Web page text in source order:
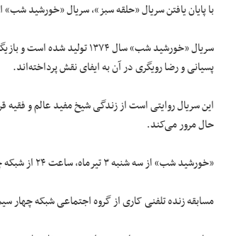
با پایان یافتن سریال «حلقه سبز»، سریال «خورشید شب» از روز سه شنبه ۳
سریال «خورشید شب» سال
پسیانی و رضا رویگری در آن به ایفای نقش پرداخته‌اند.
حال مرور می‌کند.
«خورشید شب» از سه شنبه ۳ تیرماه، ساعت ۲۴ از شبکه چهار سیما پخش می‌شود و ساعت‌ ۱۸ روز بعد بازپخش خواهد شد.
مسابقه زنده تلفنی کاری از گروه اجتماعی شبکه چهار سیما است که از روز